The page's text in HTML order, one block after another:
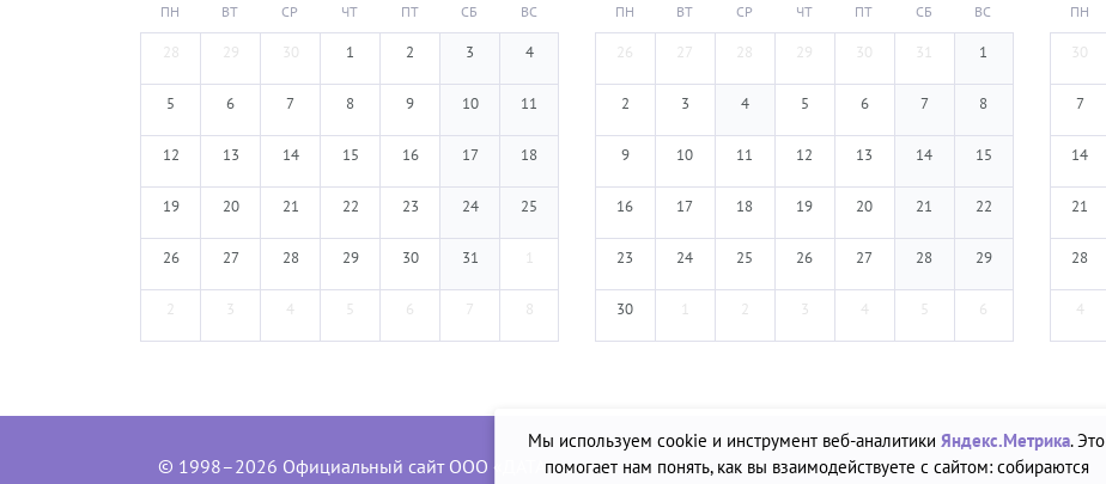
ПН ВТ СР ЧТ ПТ СБ ВС
28 29 30 1 2 3 4
5 6 7 8 9 10 11
12 13 14 15 16 17 18
19 20 21 22 23 24 25
26 27 28 29 30 31 1
2 3 4 5 6 7 8
ПН ВТ СР ЧТ ПТ СБ ВС
26 27 28 29 30 31 1
2 3 4 5 6 7 8
9 10 11 12 13 14 15
16 17 18 19 20 21 22
23 24 25 26 27 28 29
30 1 2 3 4 5 6
ПН
30
7
14
21
28
4
© 1998–2026 Официальный сайт ООО «ДАТА»
Мы используем cookie и инструмент веб-аналитики Яндекс.Метрика. Это
помогает нам понять, как вы взаимодействуете с сайтом: собираются